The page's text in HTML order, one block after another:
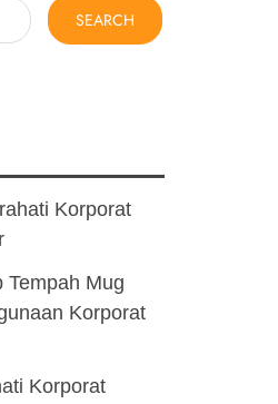
Korporat
Tempah Mug
Korporat
Korporat